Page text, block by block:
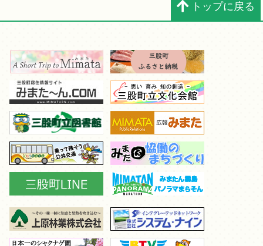
トップに戻る